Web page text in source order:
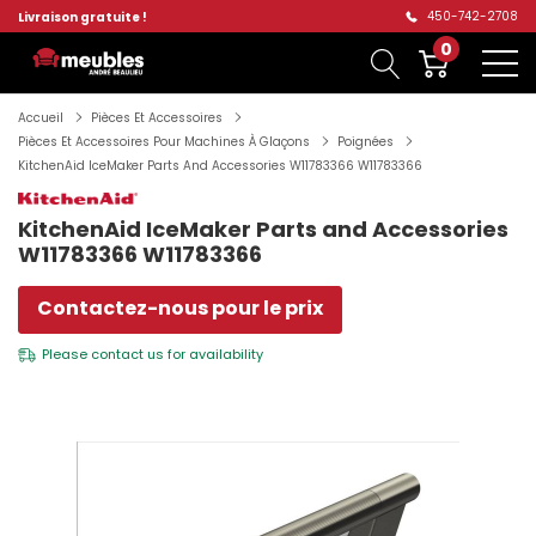
Livraison gratuite ! 450-742-2708
0
Accueil
Pièces Et Accessoires
Pièces Et Accessoires Pour Machines À Glaçons
Poignées
KitchenAid IceMaker Parts And Accessories W11783366 W11783366
KitchenAid IceMaker Parts and Accessories
W11783366 W11783366
Contactez-nous pour le prix
Please contact us for availability